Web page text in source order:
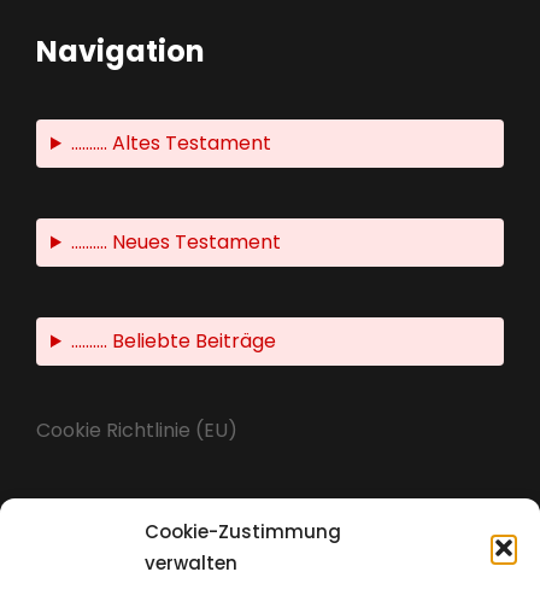
Cookie-Zustimmung
verwalten
Navigation
.......... Altes Testament
.......... Neues Testament
.......... Beliebte Beiträge
Cookie Richtlinie (EU)